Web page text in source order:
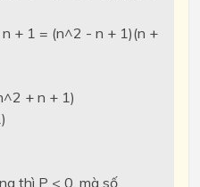
+ 1 = (n^2 - n + 1)(n +
+ n + 1)
thì P < 0, mà số